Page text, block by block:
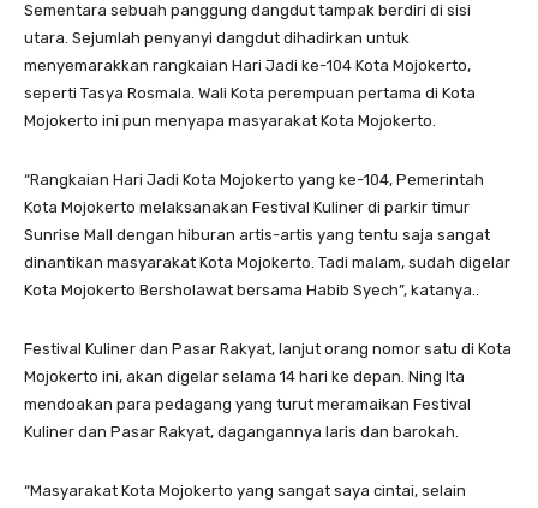
Sementara sebuah panggung dangdut tampak berdiri di sisi
utara. Sejumlah penyanyi dangdut dihadirkan untuk
menyemarakkan rangkaian Hari Jadi ke-104 Kota Mojokerto,
seperti Tasya Rosmala. Wali Kota perempuan pertama di Kota
Mojokerto ini pun menyapa masyarakat Kota Mojokerto.
“Rangkaian Hari Jadi Kota Mojokerto yang ke-104, Pemerintah
Kota Mojokerto melaksanakan Festival Kuliner di parkir timur
Sunrise Mall dengan hiburan artis-artis yang tentu saja sangat
dinantikan masyarakat Kota Mojokerto. Tadi malam, sudah digelar
Kota Mojokerto Bersholawat bersama Habib Syech”, katanya..
Festival Kuliner dan Pasar Rakyat, lanjut orang nomor satu di Kota
Mojokerto ini, akan digelar selama 14 hari ke depan. Ning Ita
mendoakan para pedagang yang turut meramaikan Festival
Kuliner dan Pasar Rakyat, dagangannya laris dan barokah.
“Masyarakat Kota Mojokerto yang sangat saya cintai, selain